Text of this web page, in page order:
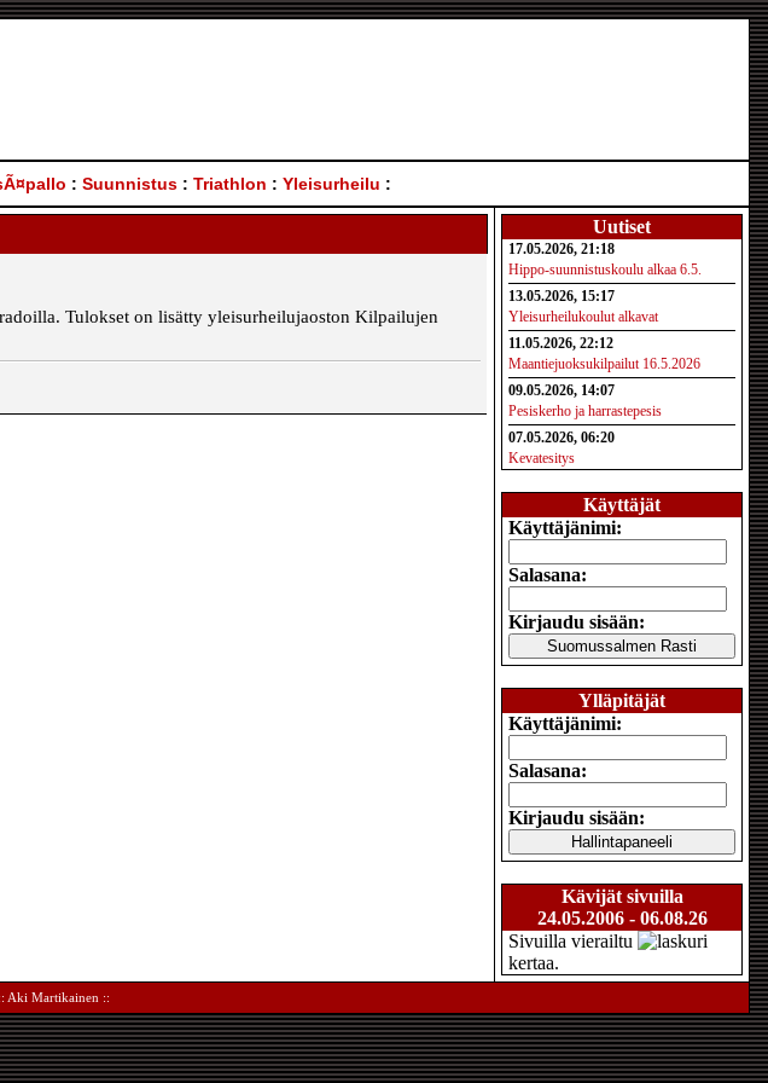
: Suunnistus : Triathlon : Yleisurheilu :
Tulokset on lisätty yleisurheilujaoston Kilpailujen
Uutiset
17.05.2026, 21:18
Hippo-suunnistuskoulu alkaa 6.5.
13.05.2026, 15:17
Yleisurheilukoulut alkavat
11.05.2026, 22:12
Maantiejuoksukilpailut 16.5.2026
09.05.2026, 14:07
Pesiskerho ja harrastepesis
07.05.2026, 06:20
Kevatesitys
Käyttäjät
Käyttäjänimi:
Salasana:
Kirjaudu sisään:
Ylläpitäjät
Käyttäjänimi:
Salasana:
Kirjaudu sisään:
Kävijät sivuilla
24.05.2006 - 06.08.26
Sivuilla vierailtu
kertaa.
Aki Martikainen ::